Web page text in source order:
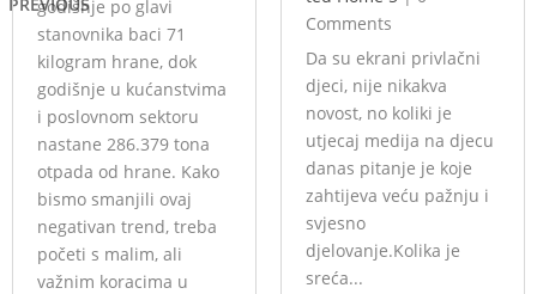
PREVIOUS
godišnje po glavi
stanovnika baci 71
kilogram hrane, dok
godišnje u kućanstvima
i poslovnom sektoru
nastane 286.379 tona
otpada od hrane. Kako
bismo smanjili ovaj
negativan trend, treba
početi s malim, ali
važnim koracima u
Comments
Da su ekrani privlačni
djeci, nije nikakva
novost, no koliki je
utjecaj medija na djecu
danas pitanje je koje
zahtijeva veću pažnju i
svjesno
djelovanje.Kolika je
sreća...